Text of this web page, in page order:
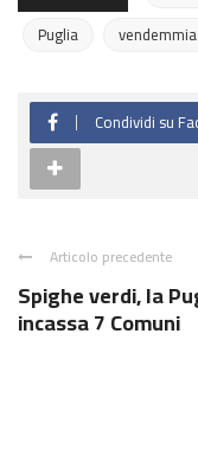
Puglia
Condividi su
Articolo precedente
Spighe verdi, la
incassa 7 Comuni